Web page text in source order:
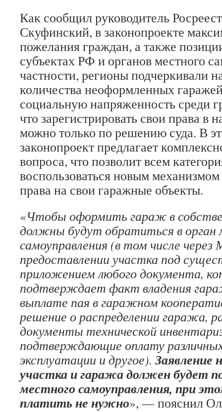
Как сообщил руководитель
Скуфинский, в законопроекте
пожелания граждан, а также
субъектах РФ и органов местного
частности, регионы подчеркивали
количества неоформленных
социальную напряженность среди
что зарегистрировать свои права в
можно только по решению суда. В
законопроект предлагает
вопроса, что позволит всем
воспользоваться новым механизмом
права на свои гаражные объекты.
«Чтобы оформить гараж в
должны будут обратиться в орган
самоуправления (в том числе
предоставлении участка под
приложением любого документа,
подтверждает факт владения
выплате пая в гаражном
решение о распределении гаража,
документы технической
подтверждающие оплату
эксплуатации и другое). Заявление
участка и гаража должен будет
местного самоуправления, при
платить не нужно», — пояснил